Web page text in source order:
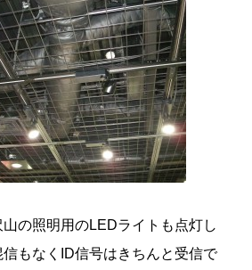
の照明用のLEDライトも点灯し
もなくID信号はきちんと受信で